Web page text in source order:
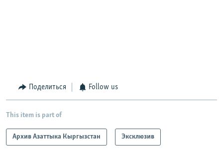
Поделиться Follow us
This item is part of
Архив Азаттыка Кыргызстан Эксклюзив